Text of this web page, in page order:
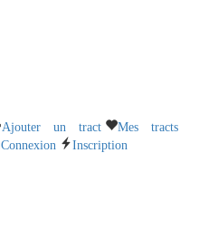
Ajouter un tract
Mes tracts
Connexion
Inscription